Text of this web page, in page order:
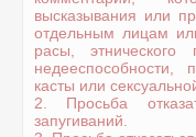
высказывания или
отдельным лицам
расы, этнического
недееспособности,
касты или
2. Просьба
запугиваний.